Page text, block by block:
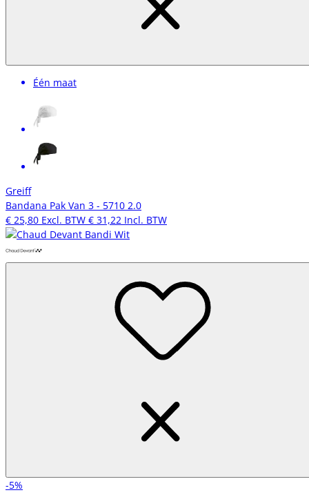
Één maat
Greiff
Bandana Pak Van 3 - 5710 2.0
€ 25,80 Excl. BTW € 31,22 Incl. BTW
-5%